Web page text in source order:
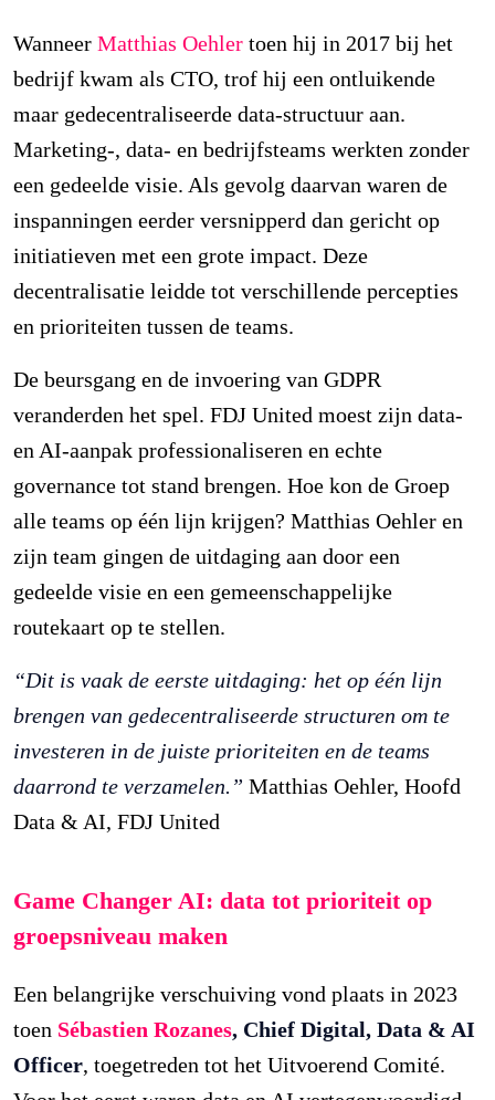
WanneerMatthias Oehler toen hij in 2017 bij het
bedrijf kwam als CTO, trof hij een ontluikende
maar gedecentraliseerde data-structuur aan.
Marketing-, data- en bedrijfsteams werkten zonder
een gedeelde visie. Als gevolg daarvan waren de
inspanningen eerder versnipperd dan gericht op
initiatieven met een grote impact. Deze
decentralisatie leidde tot verschillende percepties
en prioriteiten tussen de teams.
De beursgang en de invoering van GDPR
veranderden het spel. FDJ United moest zijn data-
en AI-aanpak professionaliseren en echte
governance tot stand brengen. Hoe kon de Groep
alle teams op één lijn krijgen? Matthias Oehler en
zijn team gingen de uitdaging aan door een
gedeelde visie en een gemeenschappelijke
routekaart op te stellen.
“Dit is vaak de eerste uitdaging: het op één lijn
brengen van gedecentraliseerde structuren om te
investeren in de juiste prioriteiten en de teams
daarrond te verzamelen.”Matthias Oehler, Hoofd
Data & AI, FDJ United
Game Changer AI: data tot prioriteit op
groepsniveau maken
Een belangrijke verschuiving vond plaats in 2023
toen Sébastien Rozanes, Chief Digital, Data & AI
Officer, toegetreden tot het Uitvoerend Comité.